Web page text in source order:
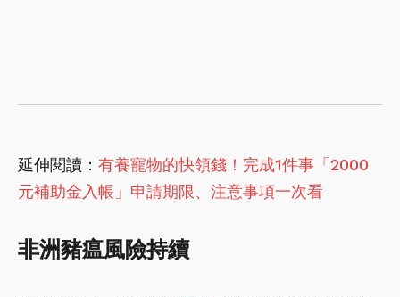
延伸閱讀： 有養寵物的快領錢！完成1件事「2000
元補助金入帳」申請期限、注意事項一次看
非洲豬瘟風險持續